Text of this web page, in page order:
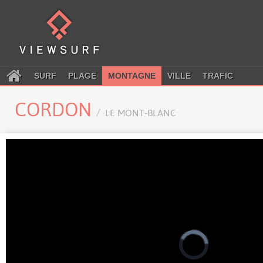
SURF PLAGE MONTAGNE VILLE TRAFIC
CORDON LE MONT-BLANC